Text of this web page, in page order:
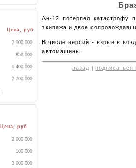
Цена, руб
2 900 000
850 000
6 400 000
2 700 000
Цена, руб
2 000 000
100 000
3 000 000
Ан-12 потерпел катастрофу
экипажа и двое
В числе версий - взрыв в
автомашины.
назад подписаться